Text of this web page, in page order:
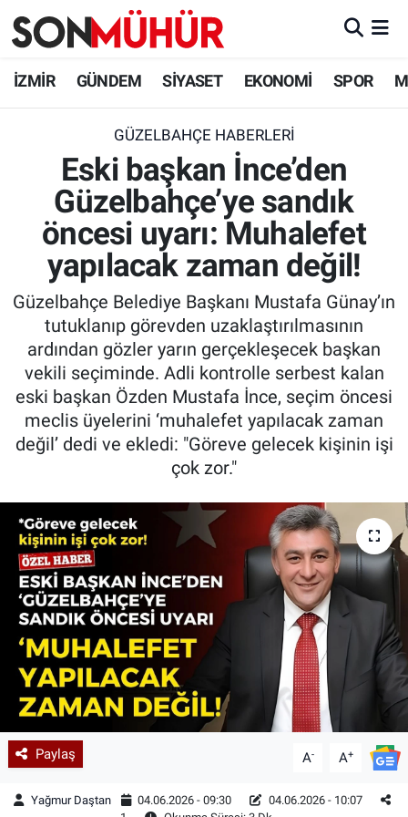
İZMİR GÜNDEM SİYASET EKONOMİ SPOR
GÜZELBAHÇE HABERLERI
Eski başkan İnce’den
Güzelbahçe’ye sandık
öncesi uyarı: Muhalefet
yapılacak zaman değil!
Güzelbahçe Belediye Başkanı Mustafa Günay’ın
tutuklanıp görevden uzaklaştırılmasının
ardından gözler yarın gerçekleşecek başkan
vekili seçiminde. Adli kontrolle serbest kalan
eski başkan Özden Mustafa İnce, seçim öncesi
meclis üyelerini ‘muhalefet yapılacak zaman
değil’ dedi ve ekledi: "Göreve gelecek kişinin işi
çok zor."
Paylaş A- A+
Yağmur Daştan 04.06.2026 - 09:30
04.06.2026 - 10:07
İzmir Nöbetçi Eczaneler
İzmir Namaz Vakitleri
İzmir Trafik Yoğunluk Haritası
Süper Lig Puan Durumu ve Fikstür
Tüm Manşetler
Son Dakika Haberleri
Haber Arşivi